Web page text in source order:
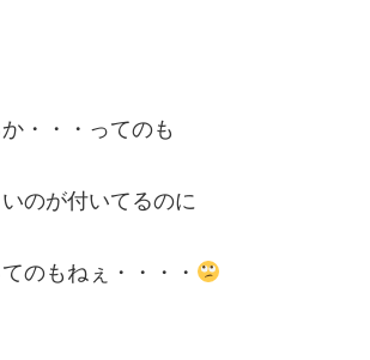
・・・ってのも
のが付いてるのに
のもねぇ・・・・